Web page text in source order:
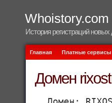
Whoistory.com
История регистраций
Главная Платные сервисы
Домен